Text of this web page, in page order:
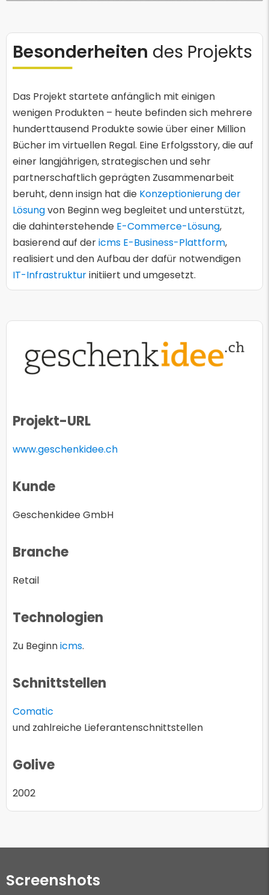
Besonderheiten des Projekts
Das Projekt startete anfänglich mit einigen
wenigen Produkten – heute befinden sich mehrere
hunderttausend Produkte sowie über einer Million
Bücher im virtuellen Regal. Eine Erfolgsstory, die auf
einer langjährigen, strategischen und sehr
partnerschaftlich geprägten Zusammenarbeit
beruht, denn insign hat die Konzeptionierung der
Lösungvon Beginn weg begleitet und unterstützt,
die dahinterstehende E-Commerce-Lösung,
basierend auf dericms E-Business-Plattform,
realisiert und den Aufbau der dafür notwendigen
IT-Infrastrukturinitiiert und umgesetzt.
Projekt-URL
www.geschenkidee.ch
Kunde
Geschenkidee GmbH
Branche
Retail
Technologien
Zu Beginnicms.
Schnittstellen
Comatic
und zahlreiche Lieferantenschnittstellen
Golive
2002
Screenshots